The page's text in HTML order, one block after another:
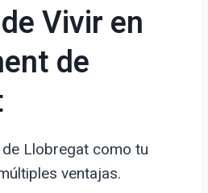
Vivir en
de
de Llobregat como tu
ventajas.